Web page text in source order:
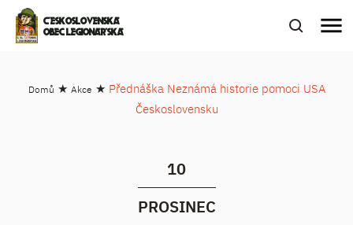
ČESKOSLOVENSKÁ
OBEC LEGIONÁŘSKÁ
menu
Domů ★ Akce ★ Přednáška Neznámá historie pomoci USA
Československu
10
PROSINEC